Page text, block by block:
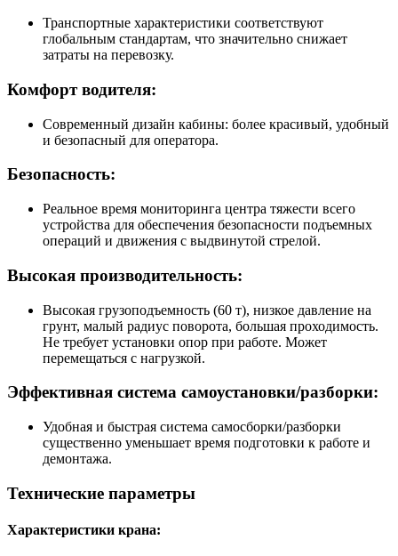
Транспортные характеристики соответствуют
глобальным стандартам, что значительно снижает
затраты на перевозку.
Комфорт водителя:
Современный дизайн кабины: более красивый, удобный
и безопасный для оператора.
Безопасность:
Реальное время мониторинга центра тяжести всего
устройства для обеспечения безопасности подъемных
операций и движения с выдвинутой стрелой.
Высокая производительность:
Высокая грузоподъемность (60 т), низкое давление на
грунт, малый радиус поворота, большая проходимость.
Не требует установки опор при работе. Может
перемещаться с нагрузкой.
Эффективная система самоустановки/разборки:
Удобная и быстрая система самосборки/разборки
существенно уменьшает время подготовки к работе и
демонтажа.
Технические параметры
Характеристики крана: